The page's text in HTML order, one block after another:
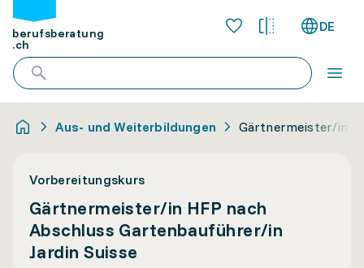
berufsberatung
.ch
DE
Aus- und Weiterbildungen Gärtnermeister/in
Vorbereitungskurs
Gärtnermeister/in HFP nach
Abschluss Gartenbauführer/in
Jardin Suisse